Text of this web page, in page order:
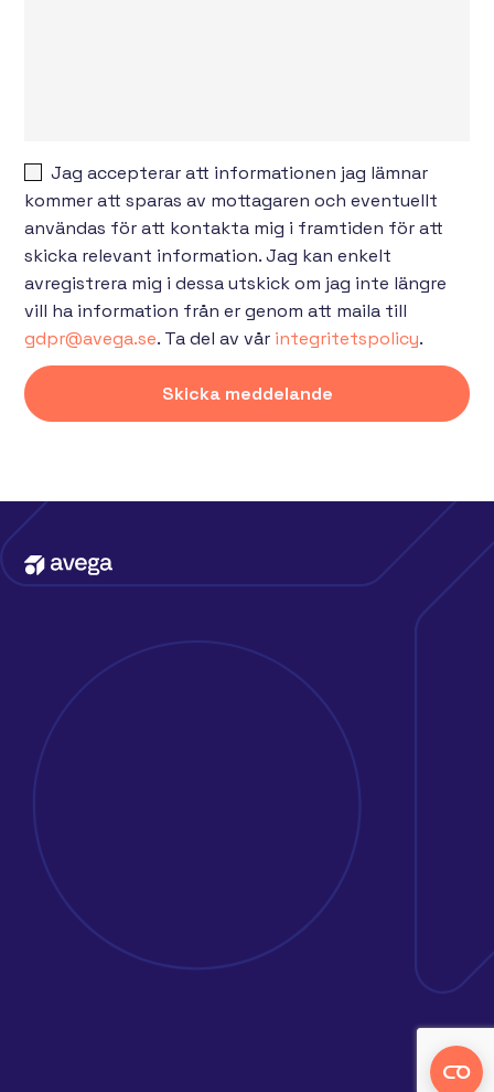
Jag accepterar att informationen jag lämnar
kommer att sparas av mottagaren och eventuellt
användas för att kontakta mig i framtiden för att
skicka relevant information. Jag kan enkelt
avregistrera mig i dessa utskick om jag inte längre
vill ha information från er genom att maila till
gdpr@avega.se. Ta del av vår integritetspolicy.
Erbjudande
Att jobba på Avega
Kunder & case
Om oss
Nyheter